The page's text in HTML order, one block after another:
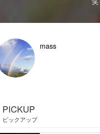
mass
PICKUP
ピックアップ